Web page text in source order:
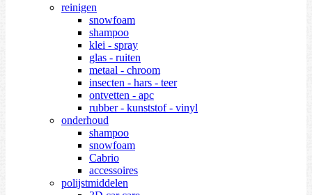
reinigen
snowfoam
shampoo
klei - spray
glas - ruiten
metaal - chroom
insecten - hars - teer
ontvetten - apc
rubber - kunststof - vinyl
onderhoud
shampoo
snowfoam
Cabrio
accessoires
polijstmiddelen